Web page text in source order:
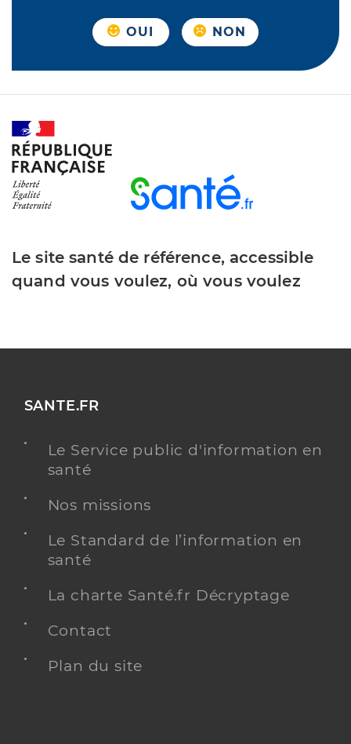
OUI NON
Le site santé de référence, accessible
quand vous voulez, où vous voulez
SANTE.FR
Le Service public d'information en
santé
Nos missions
Le Standard de l’information en
santé
La charte Santé.fr Décryptage
Contact
Plan du site